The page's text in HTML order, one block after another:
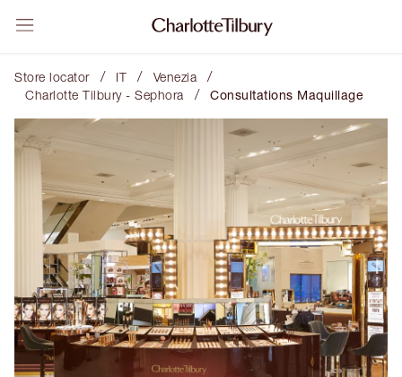
Store locator / IT / Venezia /
Charlotte Tilbury - Sephora / Consultations Maquillage